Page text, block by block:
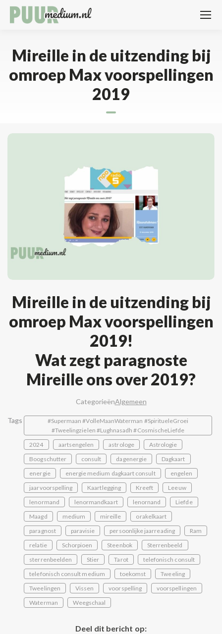
Mireille in de uitzending bij
omroep Max voorspellingen
2019
Mireille in de uitzending bij
omroep Max voorspellingen
2019!
Wat zegt paragnoste
Mireille ons over 2019?
CategorieënAlgemeen
Tags
#Supermaan #VolleMaanWaterman #SpiritueleGroei
#Tweelingzielen #Lughnasadh #CosmischeLiefde
2024
aartsengelen astrologe
Astrologie
Boogschutter
consult dagenergie
Dagkaart
energie
energie medium dagkaart consult
engelen
jaarvoorspelling
Kaartlegging Kreeft
Leeuw
lenormand
lenormandkaart lenornand
Liefde
Maagd
medium mireille
orakelkaart
paragnost
paravisie persoonlijke jaarreading
Ram
relatie
Schorpioen Steenbok
Sterrenbeeld
sterrenbeelden
Stier Tarot
telefonisch consult
telefonisch consult medium
toekomst
Tweeling
Tweelingen
Vissen voorspelling
voorspellingen
Waterman
Weegschaal
Deel dit bericht op: